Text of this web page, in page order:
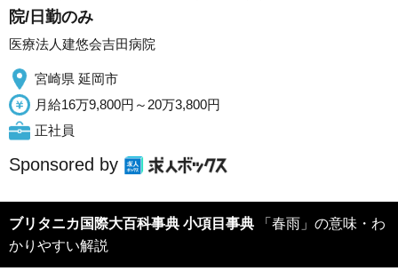
院/日勤のみ
医療法人建悠会吉田病院
宮崎県 延岡市
月給16万9,800円～20万3,800円
正社員
Sponsored by
ブリタニカ国際大百科事典 小項目事典
かりやすい解説